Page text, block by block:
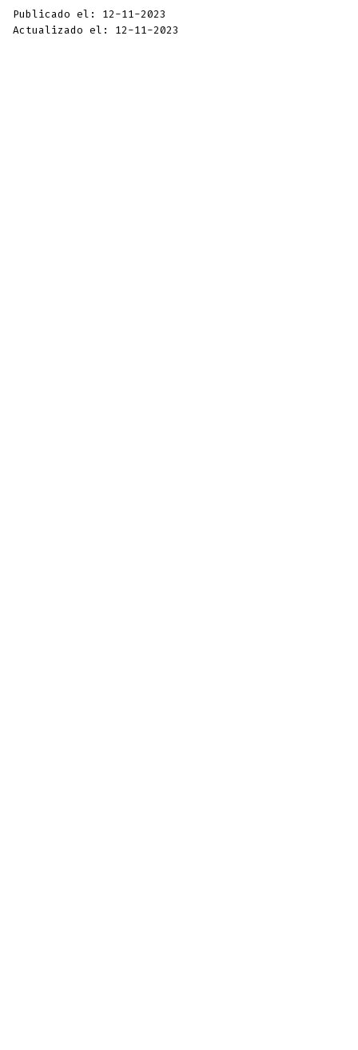
Publicado el: 12-11-2023
Actualizado el: 12-11-2023